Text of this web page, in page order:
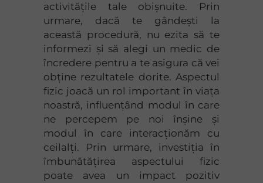
activitățile tale obișnuite. Prin
urmare, dacă te gândești la
această procedură, nu ezita să te
informezi și să alegi un medic de
încredere pentru a te asigura că vei
obține rezultatele dorite. Aspectul
fizic joacă un rol important în viața
noastră, influențând modul în care
ne percepem pe noi înșine și
modul în care interacționăm cu
ceilalți. Prin urmare, investiția în
îmbunătățirea aspectului fizic
poate avea un impact pozitiv